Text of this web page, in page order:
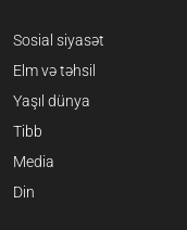
Sosial siyasət
Elm və təhsil
Yaşıl dünya
Tibb
Media
Din